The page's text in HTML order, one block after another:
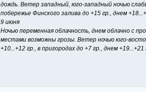
дождь. Ветер западный, юго-западный ночью
побережье Финского залива до +15 гр., днем
9 июня
Ночью переменная облачность, днем облачно с
местами возможны грозы. Ветер ночью юго-
+10...+12 гр., в пригородах до +7 гр., днем